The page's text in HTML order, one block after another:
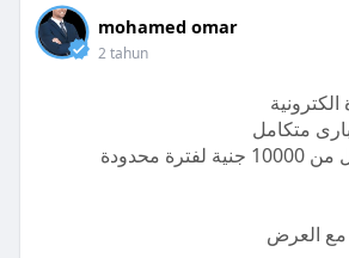
و اللوجوهات الرائع اونلين لمدة سنة
mohamed omar
2 tahun
متكامل
مع العرض